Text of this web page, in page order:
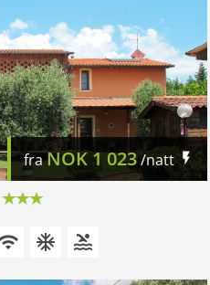
fraNOK1 023/natt